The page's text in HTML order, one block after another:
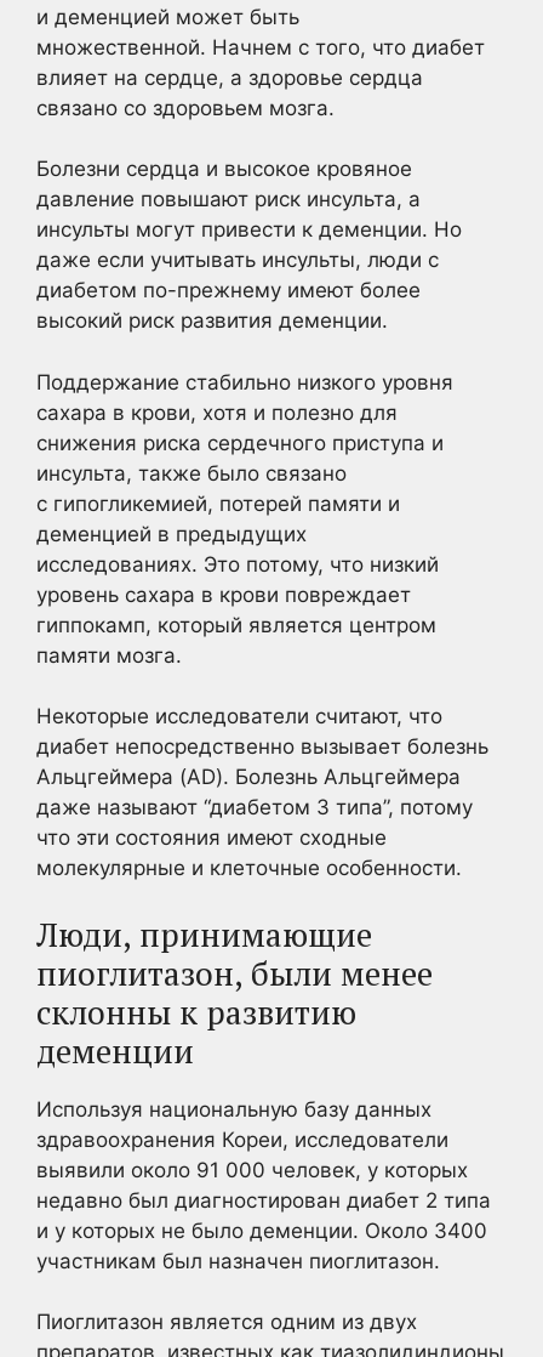
и деменцией может быть
множественной. Начнем с того, что диабет
влияет на сердце, а здоровье сердца
связано со здоровьем мозга.
Болезни сердца и высокое кровяное
давление повышают риск инсульта, а
инсульты могут привести к деменции. Но
даже если учитывать инсульты, люди с
диабетом по-прежнему имеют более
высокий риск развития деменции.
Поддержание стабильно низкого уровня
сахара в крови, хотя и полезно для
снижения риска сердечного приступа и
инсульта, также было связано
с гипогликемией, потерей памяти и
деменцией в предыдущих
исследованиях. Это потому, что низкий
уровень сахара в крови повреждает
гиппокамп, который является центром
памяти мозга.
Некоторые исследователи считают, что
диабет непосредственно вызывает болезнь
Альцгеймера (AD). Болезнь Альцгеймера
даже называют “диабетом 3 типа”, потому
что эти состояния имеют сходные
молекулярные и клеточные особенности.
Люди, принимающие
пиоглитазон, были менее
склонны к развитию
деменции
Используя национальную базу данных
здравоохранения Кореи, исследователи
выявили около 91 000 человек, у которых
недавно был диагностирован диабет 2 типа
и у которых не было деменции. Около 3400
участникам был назначен пиоглитазон.
Пиоглитазон является одним из двух
препаратов, известных как тиазолидиндионы